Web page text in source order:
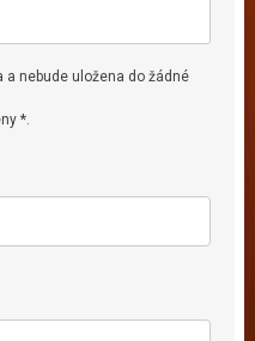
a nebude uložena do žádné
*.